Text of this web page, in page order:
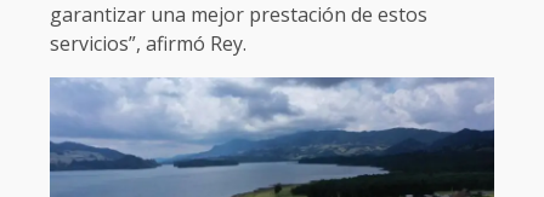
garantizar una mejor prestación de estos
servicios”, afirmó Rey.